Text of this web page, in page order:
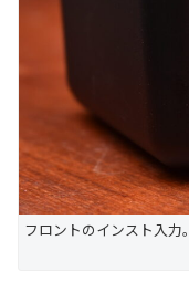
フロントのインスト入力